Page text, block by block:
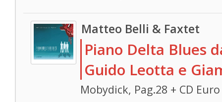
Matteo Belli & Faxtet
Piano Delta Blues
Guido Leotta e
Mobydick, Pag.28 + CD